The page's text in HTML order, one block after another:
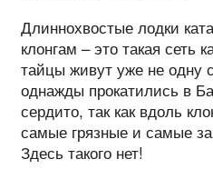
Длиннохвостые лодки
клонгам – это такая сеть
тайцы живут уже не одну
однажды прокатились в
сердито, так как вдоль
самые грязные и самые
Здесь такого нет!